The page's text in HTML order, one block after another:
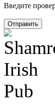
Введите